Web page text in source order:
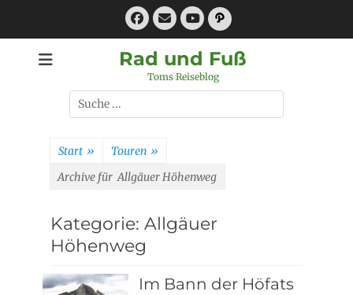
Facebook
E-
MailYouTube
Pfad
Rad und Fuß
Toms Reiseblog
Suchen
nach:
Start » Touren »
Archive fürAllgäuer Höhenweg
Kategorie: Allgäuer
Höhenweg
Im Bann der Höfats